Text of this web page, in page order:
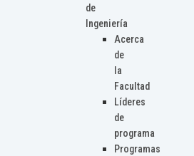
de
Ingeniería
Acerca
de
la
Facultad
Líderes
de
programa
Programas